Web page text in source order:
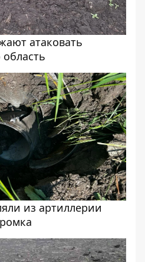
атаковать
из артиллерии